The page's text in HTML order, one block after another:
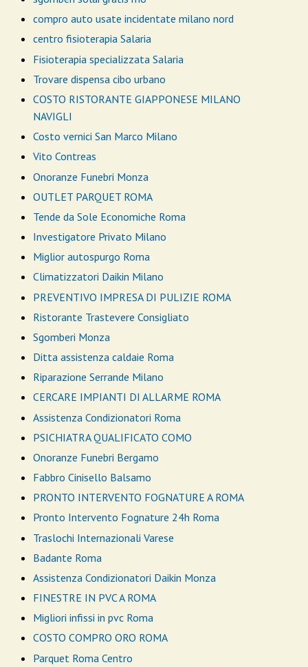
compro auto usate incidentate milano nord
centro fisioterapia Salaria
Fisioterapia specializzata Salaria
Trovare dispensa cibo urbano
COSTO RISTORANTE GIAPPONESE MILANO
NAVIGLI
Costo vernici San Marco Milano
Vito Contreas
Onoranze Funebri Monza
OUTLET PARQUET ROMA
Tende da Sole Economiche Roma
Investigatore Privato Milano
Miglior autospurgo Roma
Climatizzatori Daikin Milano
PREVENTIVO IMPRESA DI PULIZIE ROMA
Ristorante Trastevere Consigliato
Sgomberi Monza
Ditta assistenza caldaie Roma
Riparazione Serrande Milano
CERCARE IMPIANTI DI ALLARME ROMA
Assistenza Condizionatori Roma
PSICHIATRA QUALIFICATO COMO
Onoranze Funebri Bergamo
Fabbro Cinisello Balsamo
PRONTO INTERVENTO FOGNATURE A ROMA
Pronto Intervento Fognature 24h Roma
Traslochi Internazionali Varese
Badante Roma
Assistenza Condizionatori Daikin Monza
FINESTRE IN PVC A ROMA
Migliori infissi in pvc Roma
COSTO COMPRO ORO ROMA
Parquet Roma Centro